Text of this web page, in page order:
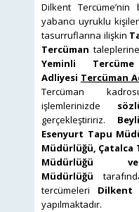
Dilkent
yabancı uyruklu
tasurruflarına ilişkin
Tercüman
Yeminli Tercüme
Adliyesi Tercüman
Tercüman
işlemlerinizde
gerçekleştiririz.
Esenyurt Tapu
Müdürlüğü, Çatalca
Müdürlüğü
Müdürlüğü
tercümeleri Dilkent
yapılmaktadır.